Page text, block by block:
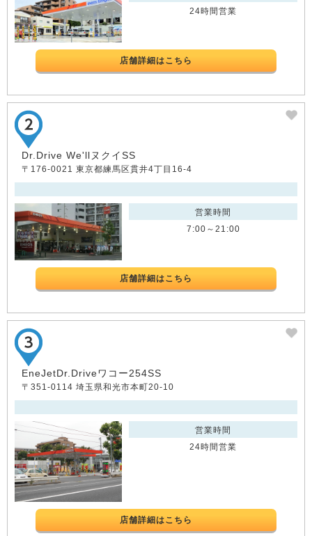
24時間営業
店舗詳細はこちら
Dr.Drive We'llヌクイSS
〒176-0021 東京都練馬区貫井4丁目16-4
営業時間
7:00～21:00
店舗詳細はこちら
EneJetDr.Driveワコー254SS
〒351-0114 埼玉県和光市本町20-10
営業時間
24時間営業
店舗詳細はこちら